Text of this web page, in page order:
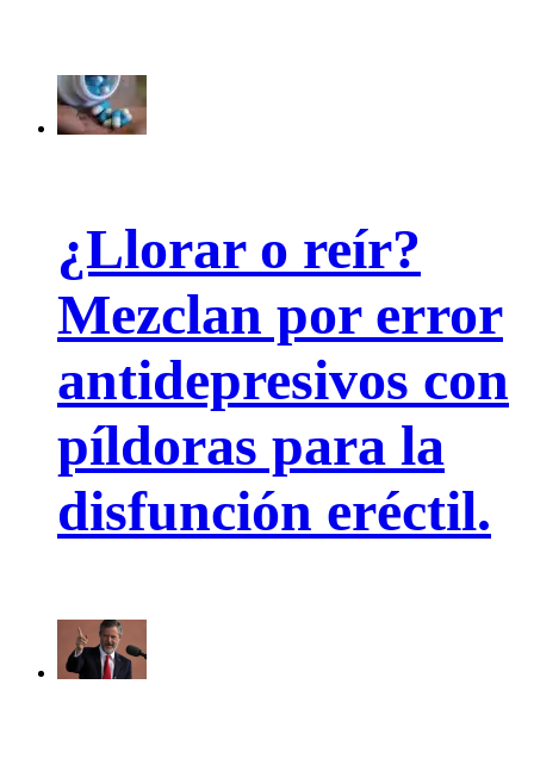
¿Llorar o reír?
Mezclan por error
antidepresivos con
píldoras para la
disfunción eréctil.